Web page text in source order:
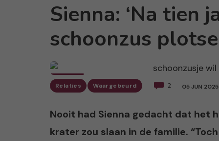
Sienna: ‘Na tien
schoonzus
Relaties Waargebeurd 2 05 JUN 2025
Nooit had Sienna gedacht dat het
krater zou slaan in de familie.